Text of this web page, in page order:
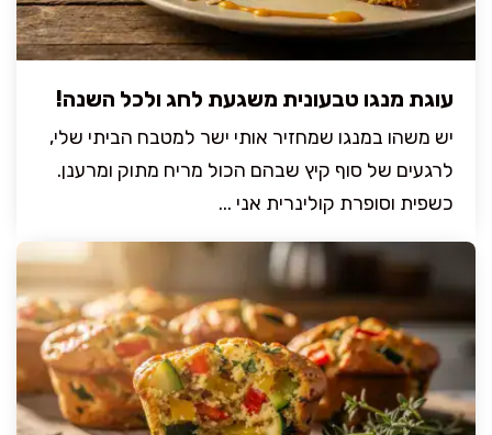
עוגת מנגו טבעונית משגעת לחג ולכל השנה!
יש משהו במנגו שמחזיר אותי ישר למטבח הביתי שלי,
לרגעים של סוף קיץ שבהם הכול מריח מתוק ומרענן.
כשפית וסופרת קולינרית אני ...